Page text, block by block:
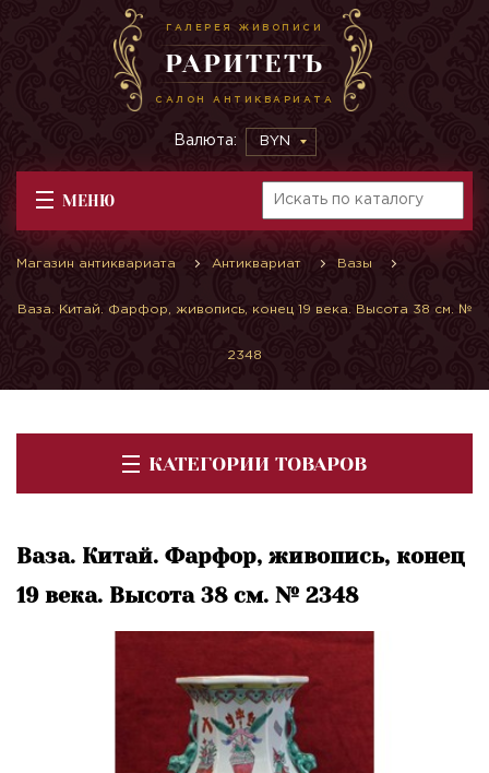
ГАЛЕРЕЯ ЖИВОПИСИ
РАРИТЕТЪ
САЛОН АНТИКВАРИАТА
Валюта: BYN
МЕНЮ
Магазин антиквариата Антиквариат Вазы
Ваза. Китай. Фарфор, живопись, конец 19 века. Высота 38 см. №
2348
КАТЕГОРИИ ТОВАРОВ
Ваза. Китай. Фарфор, живопись, конец
19 века. Высота 38 см. № 2348